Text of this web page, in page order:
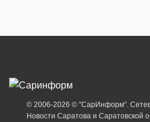
© 2006-2026 © "СарИнформ".
Новости Саратова и Саратовской